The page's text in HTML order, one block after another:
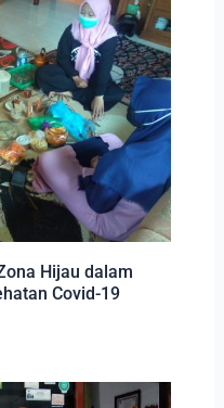
Hijau dalam
Covid-19